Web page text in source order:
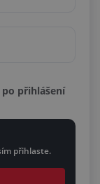
po přihlášení
přihlaste.